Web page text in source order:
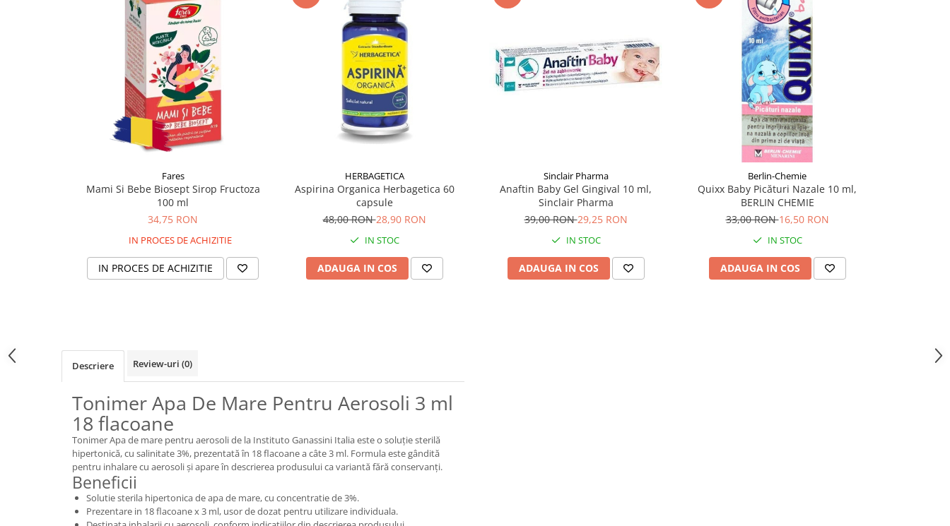
Tincturi si Gemoderivate
Fares
Mami Si Bebe Biosept Sirop Fructoza
100 ml
34,75 RON
IN PROCES DE ACHIZITIE
IN PROCES DE ACHIZITIE
HERBAGETICA
Aspirina Organica Herbagetica 60
capsule
48,00 RON28,90 RON
IN STOC
ADAUGA IN COS
Sinclair Pharma
Anaftin Baby Gel Gingival 10 ml,
Sinclair Pharma
39,00 RON29,25 RON
IN STOC
ADAUGA IN COS
Berlin-Chemie
Quixx Baby Picături Nazale 10 ml,
BERLIN CHEMIE
33,00 RON16,50 RON
IN STOC
ADAUGA IN COS
Descriere Review-uri (0)
Tonimer Apa De Mare Pentru Aerosoli 3 ml
18 flacoane
Tonimer Apa de mare pentru aerosoli de la Instituto Ganassini Italia este o soluție sterilă
hipertonică, cu salinitate 3%, prezentată în 18 flacoane a câte 3 ml. Formula este gândită
pentru inhalare cu aerosoli și apare în descrierea produsului ca variantă fără conservanți.
Beneficii
Solutie sterila hipertonica de apa de mare, cu concentratie de 3%.
Prezentare in 18 flacoane x 3 ml, usor de dozat pentru utilizare individuala.